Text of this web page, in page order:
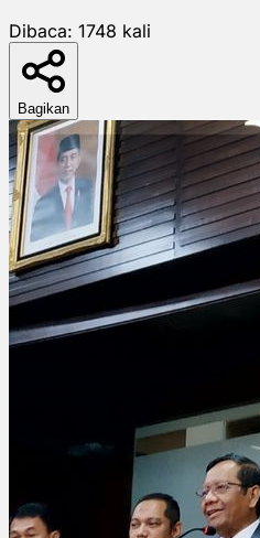
Dibaca: 1748 kali
Bagikan